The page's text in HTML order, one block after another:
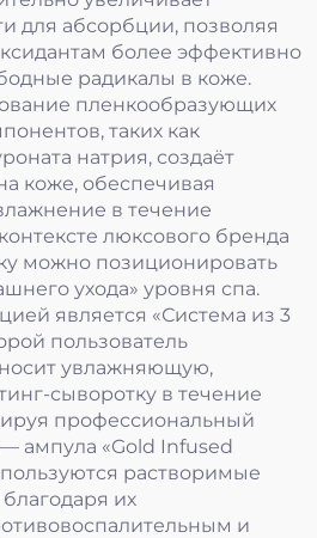
для абсорбции, позволяя
более эффективно
радикалы в коже.
пленкообразующих
таких как
натрия, создаёт
коже, обеспечивая
в течение
люксового бренда
можно позиционировать
ухода» уровня спа.
является «Система из 3
пользователь
увлажняющую,
сыворотку в течение
профессиональный
ампула «Gold Infused
растворимые
их
и